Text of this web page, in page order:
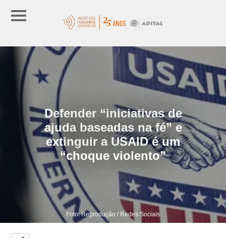
Defender “iniciativas de
ajuda baseadas na fé” e
extinguir a USAID é um
“choque violento”
Foto: Reprodução / Redes Sociais